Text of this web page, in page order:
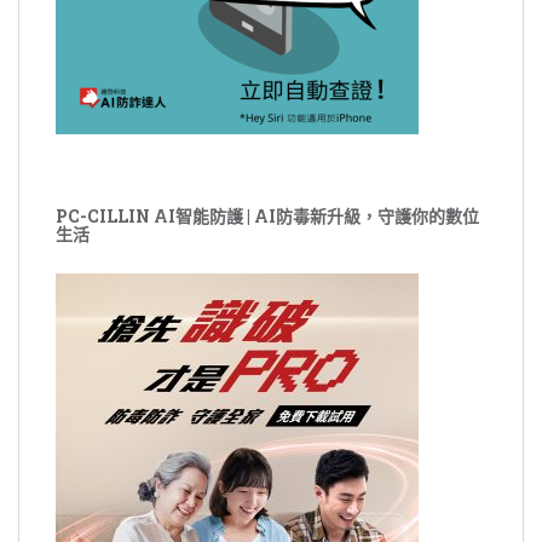
PC-CILLIN AI智能防護 | AI防毒新升級，守護你的數位
生活